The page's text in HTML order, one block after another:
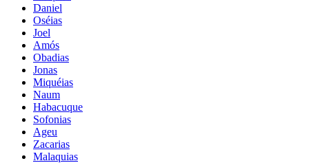
Daniel
Oséias
Joel
Amós
Obadias
Jonas
Miquéias
Naum
Habacuque
Sofonias
Ageu
Zacarias
Malaquias